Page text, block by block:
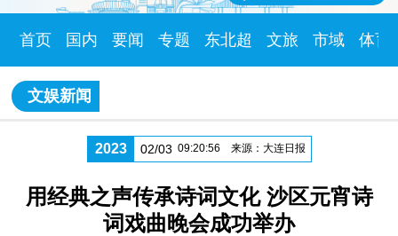
首页 国内 要闻 专题 东北超 文旅 市域 体育
文娱新闻
2023 02/03 09:20:56 来源：大连日报
用经典之声传承诗词文化 沙区元宵诗
词戏曲晚会成功举办